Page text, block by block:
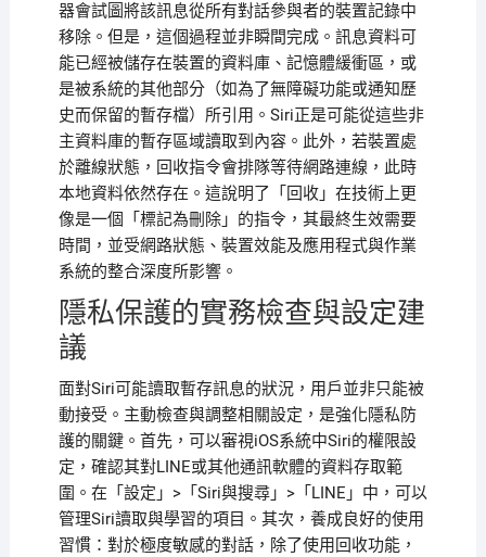
器會試圖將該訊息從所有對話參與者的裝置記錄中
移除。但是，這個過程並非瞬間完成。訊息資料可
能已經被儲存在裝置的資料庫、記憶體緩衝區，或
是被系統的其他部分（如為了無障礙功能或通知歷
史而保留的暫存檔）所引用。Siri正是可能從這些非
主資料庫的暫存區域讀取到內容。此外，若裝置處
於離線狀態，回收指令會排隊等待網路連線，此時
本地資料依然存在。這說明了「回收」在技術上更
像是一個「標記為刪除」的指令，其最終生效需要
時間，並受網路狀態、裝置效能及應用程式與作業
系統的整合深度所影響。
隱私保護的實務檢查與設定建
議
面對Siri可能讀取暫存訊息的狀況，用戶並非只能被
動接受。主動檢查與調整相關設定，是強化隱私防
護的關鍵。首先，可以審視iOS系統中Siri的權限設
定，確認其對LINE或其他通訊軟體的資料存取範
圍。在「設定」>「Siri與搜尋」>「LINE」中，可以
管理Siri讀取與學習的項目。其次，養成良好的使用
習慣：對於極度敏感的對話，除了使用回收功能，